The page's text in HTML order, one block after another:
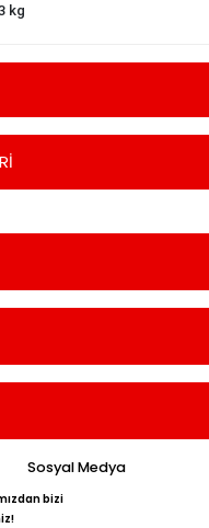
kg
ilk yorumu siz yapın!
Sosyal Medya
bizi